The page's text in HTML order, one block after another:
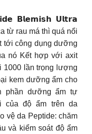
𝗕𝗹𝗲𝗺𝗶𝘀𝗵 𝗨𝗹𝘁𝗿𝗮
rau má thì quá nổi
tới công dụng dưỡng
nó Kết hợp với axit
1000 lần trọng lượng
kem dưỡng ẩm cho
phần dưỡng ẩm tự
của độ ẩm trên da
vệ da Peptide: chăm
và kiểm soát độ ẩm